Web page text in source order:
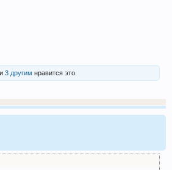
и 3 другим нравится это.